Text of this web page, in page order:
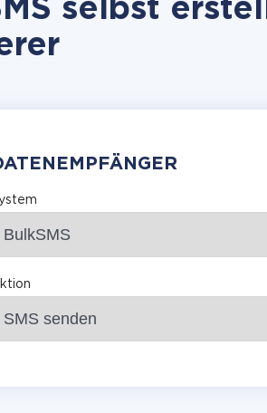
selbst